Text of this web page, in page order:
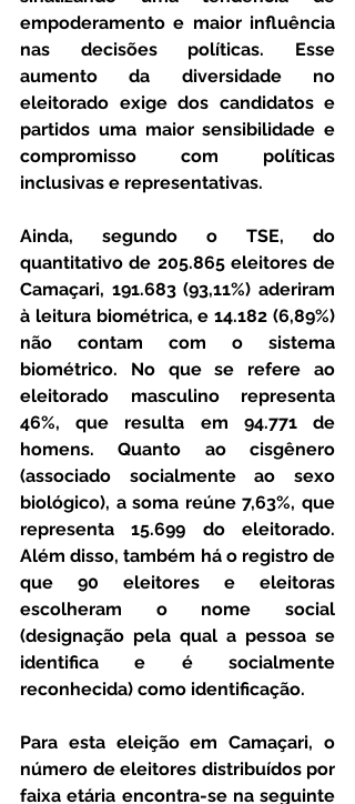
empoderamento e maior influência
nas decisões políticas. Esse
aumento da diversidade no
eleitorado exige dos candidatos e
partidos uma maior sensibilidade e
compromisso com políticas
inclusivas e representativas.
Ainda, segundo o TSE, do
quantitativo de 205.865 eleitores de
Camaçari, 191.683 (93,11%) aderiram
à leitura biométrica, e 14.182 (6,89%)
não contam com o sistema
biométrico. No que se refere ao
eleitorado masculino representa
46%, que resulta em 94.771 de
homens. Quanto ao cisgênero
(associado socialmente ao sexo
biológico), a soma reúne 7,63%, que
representa 15.699 do eleitorado.
Além disso, também há o registro de
que 90 eleitores e eleitoras
escolheram o nome social
(designação pela qual a pessoa se
identifica e é socialmente
reconhecida) como identificação.
Para esta eleição em Camaçari, o
número de eleitores distribuídos por
faixa etária encontra-se na seguinte